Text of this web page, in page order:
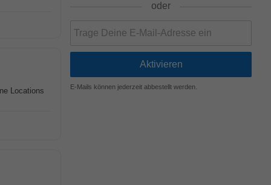
Locations
oder
E-Mails können jederzeit abbestellt werden.